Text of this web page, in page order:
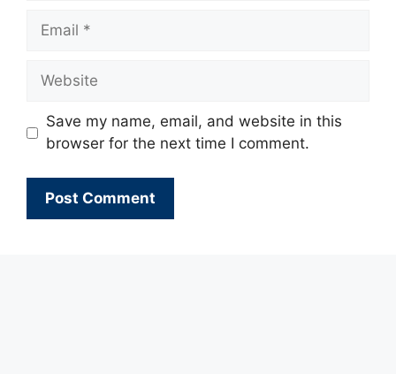
Email
Website
Save my name, email, and website in this
browser for the next time I comment.